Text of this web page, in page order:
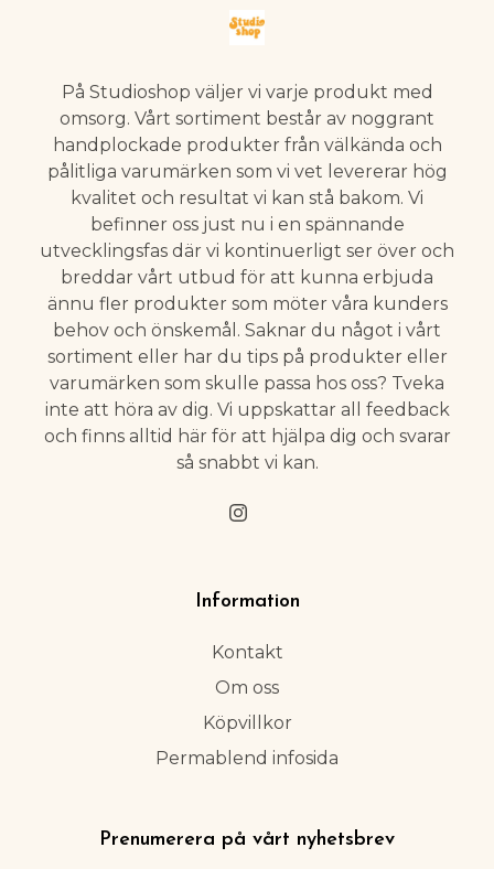
På Studioshop väljer vi varje produkt med
omsorg. Vårt sortiment består av noggrant
handplockade produkter från välkända och
pålitliga varumärken som vi vet levererar hög
kvalitet och resultat vi kan stå bakom. Vi
befinner oss just nu i en spännande
utvecklingsfas där vi kontinuerligt ser över och
breddar vårt utbud för att kunna erbjuda
ännu fler produkter som möter våra kunders
behov och önskemål. Saknar du något i vårt
sortiment eller har du tips på produkter eller
varumärken som skulle passa hos oss? Tveka
inte att höra av dig. Vi uppskattar all feedback
och finns alltid här för att hjälpa dig och svarar
så snabbt vi kan.
Information
Kontakt
Om oss
Köpvillkor
Permablend infosida
Prenumerera på vårt nyhetsbrev